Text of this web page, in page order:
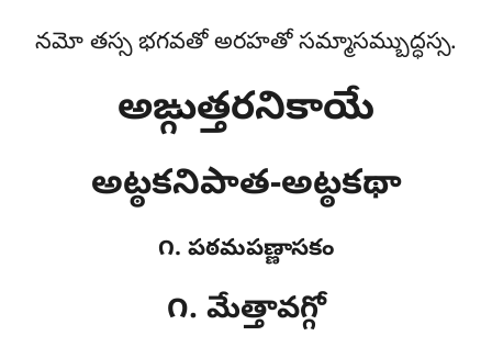
నమో తస్స భగవతో అరహతో సమ్మాసమ్బుద్ధస్స.
అఙ్గుత్తరనికాయే
అట్ఠకనిపాత-అట్ఠకథా
౧. పఠమపణ్ణాసకం
౧. మేత్తావగ్గో